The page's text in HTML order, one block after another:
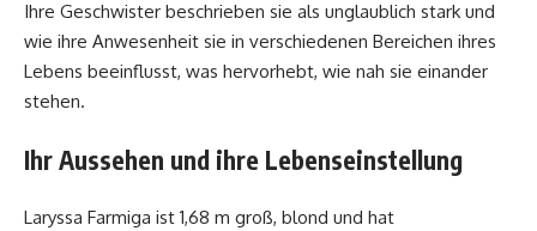
Ihre Geschwister beschrieben sie als unglaublich stark und
wie ihre Anwesenheit sie in verschiedenen Bereichen ihres
Lebens beeinflusst, was hervorhebt, wie nah sie einander
stehen.
Ihr Aussehen und ihre Lebenseinstellung
Laryssa Farmiga ist 1,68 m groß, blond und hat